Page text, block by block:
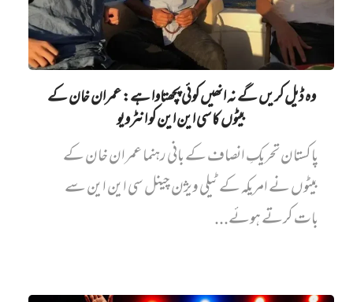
وہ ڈیل کریں گے نہ انھیں کوئی پچھتاوا ہے: عمران خان کے
بیٹوں کا سی این این کو انٹرویو
پاکستان تحریکِ انصاف کے بانی رہنما عمران خان کے
بیٹوں نے امریکہ کے ٹیلی ویژن چینل سی این این سے
بات کرتے ہوئے...